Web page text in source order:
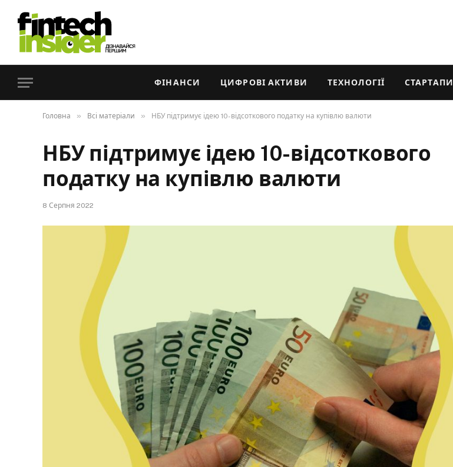
ФІНАНСИ ЦИФРОВІ АКТИВИ ТЕХНОЛОГІЇ СТАРТАПИ
Головна » Всі матеріали » НБУ підтримує ідею 10-відсоткового податку на купівлю валюти
НБУ підтримує ідею 10-відсоткового
податку на купівлю валюти
8 Серпня 2022